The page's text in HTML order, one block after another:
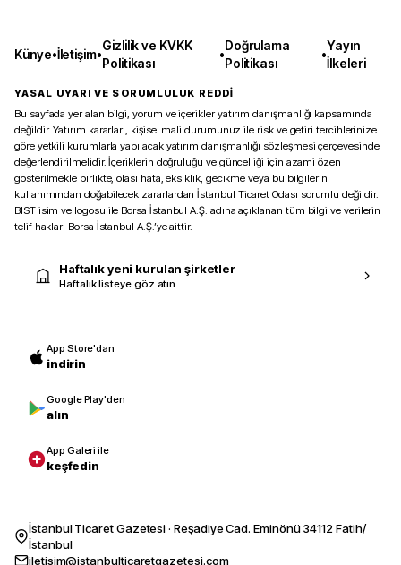
Künye•İletişim•
Gizlilik ve KVKK
Politikası
•
Doğrulama
Politikası
•
Yayın
İlkeleri
YASAL UYARI VE SORUMLULUK REDDİ
Bu sayfada yer alan bilgi, yorum ve içerikler yatırım danışmanlığı kapsamında
değildir. Yatırım kararları, kişisel mali durumunuz ile risk ve getiri tercihlerinize
göre yetkili kurumlarla yapılacak yatırım danışmanlığı sözleşmesi çerçevesinde
değerlendirilmelidir. İçeriklerin doğruluğu ve güncelliği için azami özen
gösterilmekle birlikte, olası hata, eksiklik, gecikme veya bu bilgilerin
kullanımından doğabilecek zararlardan İstanbul Ticaret Odası sorumlu değildir.
BIST isim ve logosu ile Borsa İstanbul A.Ş. adına açıklanan tüm bilgi ve verilerin
telif hakları Borsa İstanbul A.Ş.’ye aittir.
Haftalık yeni kurulan şirketler
Haftalık listeye göz atın
App Store'dan
indirin
Google Play'den
alın
App Galeri ile
keşfedin
İstanbul Ticaret Gazetesi · Reşadiye Cad. Eminönü 34112 Fatih/
İstanbul
iletisim@istanbulticaretgazetesi.com